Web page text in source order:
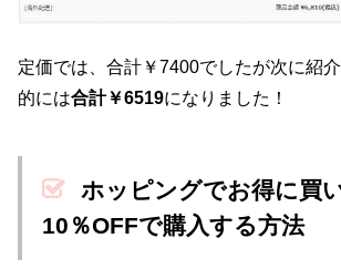
定価では、合計￥7400でしたが次に紹
的には合計￥6519になりました！
ホッピングでお得に買
10％OFFで購入する方法